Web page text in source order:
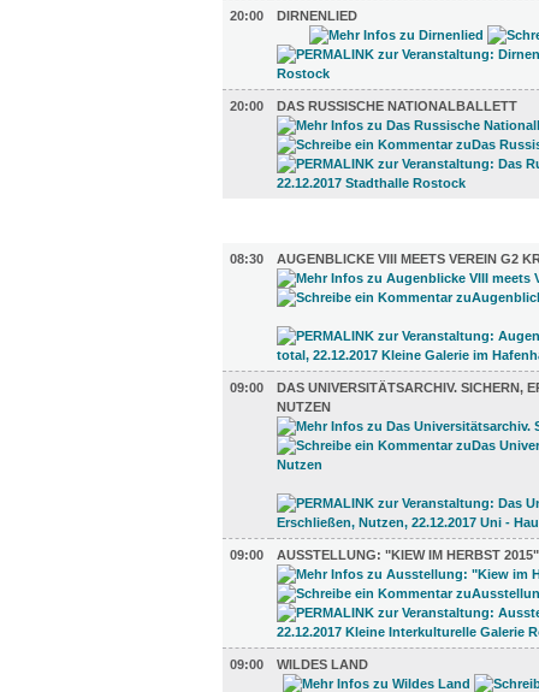
20:00 DIRNENLIED
20:00 DAS RUSSISCHE NATIONALBALLETT
08:30
AUGENBLICKE VIII MEETS VEREIN G2
09:00
DAS UNIVERSITÄTSARCHIV. SICHERN,
UTZEN
09:00 AUSSTELLUNG: "KIEW IM HERBST 2015"
09:00 WILDES LAND